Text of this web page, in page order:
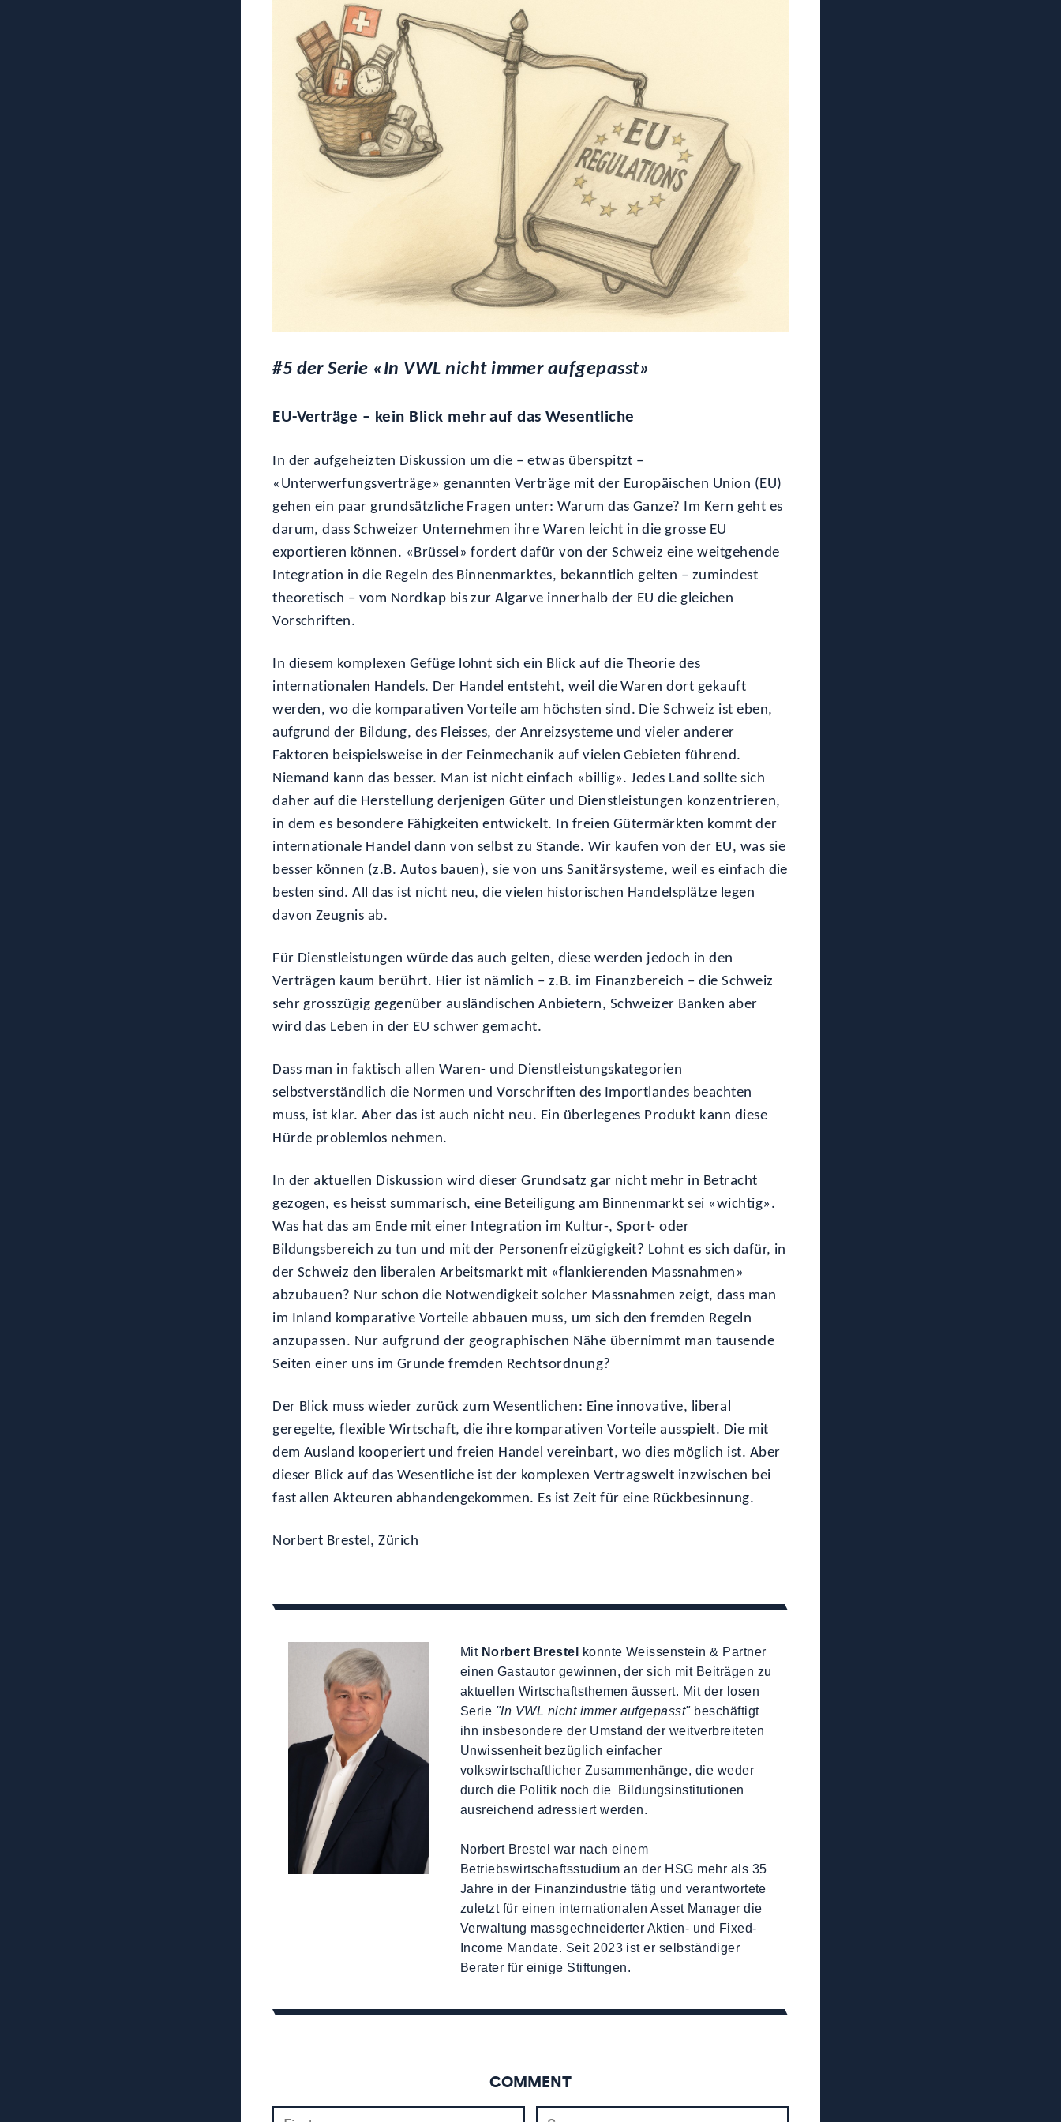
#5 der Serie «In VWL nicht immer aufgepasst»
EU-Verträge – kein Blick mehr auf das Wesentliche
In der aufgeheizten Diskussion um die – etwas überspitzt –
«Unterwerfungsverträge» genannten Verträge mit der Europäischen Union (EU)
gehen ein paar grundsätzliche Fragen unter: Warum das Ganze? Im Kern geht es
darum, dass Schweizer Unternehmen ihre Waren leicht in die grosse EU
exportieren können. «Brüssel» fordert dafür von der Schweiz eine weitgehende
Integration in die Regeln des Binnenmarktes, bekanntlich gelten – zumindest
theoretisch – vom Nordkap bis zur Algarve innerhalb der EU die gleichen
Vorschriften.
In diesem komplexen Gefüge lohnt sich ein Blick auf die Theorie des
internationalen Handels. Der Handel entsteht, weil die Waren dort gekauft
werden, wo die komparativen Vorteile am höchsten sind. Die Schweiz ist eben,
aufgrund der Bildung, des Fleisses, der Anreizsysteme und vieler anderer
Faktoren beispielsweise in der Feinmechanik auf vielen Gebieten führend.
Niemand kann das besser. Man ist nicht einfach «billig». Jedes Land sollte sich
daher auf die Herstellung derjenigen Güter und Dienstleistungen konzentrieren,
in dem es besondere Fähigkeiten entwickelt. In freien Gütermärkten kommt der
internationale Handel dann von selbst zu Stande. Wir kaufen von der EU, was sie
besser können (z.B. Autos bauen), sie von uns Sanitärsysteme, weil es einfach die
besten sind. All das ist nicht neu, die vielen historischen Handelsplätze legen
davon Zeugnis ab.
Für Dienstleistungen würde das auch gelten, diese werden jedoch in den
Verträgen kaum berührt. Hier ist nämlich – z.B. im Finanzbereich – die Schweiz
sehr grosszügig gegenüber ausländischen Anbietern, Schweizer Banken aber
wird das Leben in der EU schwer gemacht.
Dass man in faktisch allen Waren- und Dienstleistungskategorien
selbstverständlich die Normen und Vorschriften des Importlandes beachten
muss, ist klar. Aber das ist auch nicht neu. Ein überlegenes Produkt kann diese
Hürde problemlos nehmen.
In der aktuellen Diskussion wird dieser Grundsatz gar nicht mehr in Betracht
gezogen, es heisst summarisch, eine Beteiligung am Binnenmarkt sei «wichtig».
Was hat das am Ende mit einer Integration im Kultur-, Sport- oder
Bildungsbereich zu tun und mit der Personenfreizügigkeit? Lohnt es sich dafür, in
der Schweiz den liberalen Arbeitsmarkt mit «flankierenden Massnahmen»
abzubauen? Nur schon die Notwendigkeit solcher Massnahmen zeigt, dass man
im Inland komparative Vorteile abbauen muss, um sich den fremden Regeln
anzupassen. Nur aufgrund der geographischen Nähe übernimmt man tausende
Seiten einer uns im Grunde fremden Rechtsordnung?
Der Blick muss wieder zurück zum Wesentlichen: Eine innovative, liberal
geregelte, flexible Wirtschaft, die ihre komparativen Vorteile ausspielt. Die mit
dem Ausland kooperiert und freien Handel vereinbart, wo dies möglich ist. Aber
dieser Blick auf das Wesentliche ist der komplexen Vertragswelt inzwischen bei
fast allen Akteuren abhandengekommen. Es ist Zeit für eine Rückbesinnung.
Norbert Brestel, Zürich
Mit Norbert Brestel
konnte Weissenstein & Partner
einen Gastautor gewinnen, der sich mit Beiträgen zu
aktuellen Wirtschaftsthemen äussert. Mit der losen
Serie "In VWL nicht immer aufgepasst"beschäftigt
ihn insbesondere der Umstand der weitverbreiteten
Unwissenheit bezüglich einfacher
volkswirtschaftlicher Zusammenhänge, die weder
durch die Politik noch die Bildungsinstitutionen
ausreichend adressiert werden.
Norbert Brestel war nach einem
Betriebswirtschaftsstudium an der HSG mehr als 35
Jahre in der Finanzindustrie tätig und verantwortete
zuletzt für einen internationalen Asset Manager die
Verwaltung massgechneiderter Aktien- und Fixed-
Income Mandate. Seit 2023 ist er selbständiger
Berater für einige Stiftungen.
COMMENT